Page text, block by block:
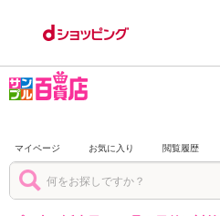
マイページ お気に入り 閲覧履歴